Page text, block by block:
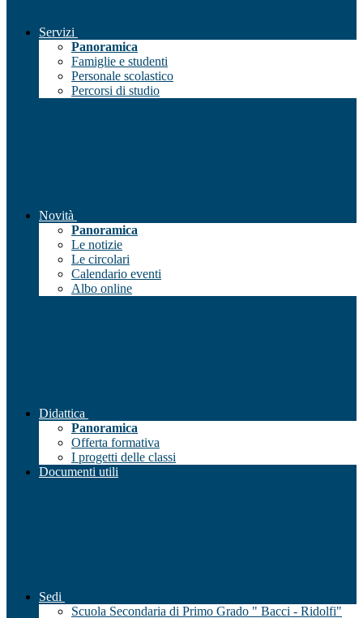
Servizi
Panoramica
Famiglie e studenti
Personale scolastico
Percorsi di studio
Novità
Panoramica
Le notizie
Le circolari
Calendario eventi
Albo online
Didattica
Panoramica
Offerta formativa
I progetti delle classi
Documenti utili
Sedi
Scuola Secondaria di Primo Grado " Bacci - Ridolfi"